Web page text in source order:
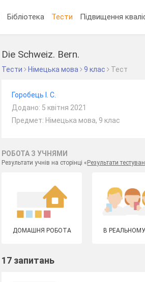
Бібліотека Тести Підвищення
Die Schweiz. Bern.
Тести Німецька мова 9 клас Тест
Горобець І. С.
Додано: 5 квітня 2021
Предмет: Німецька мова, 9 клас
РОБОТА З УЧНЯМИ
Результати учнів на сторінці « Результати
ДОМАШНЯ РОБОТА В РЕАЛЬНОМУ
17 запитань